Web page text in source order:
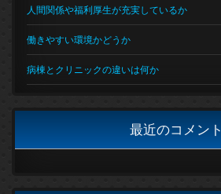
人間関係や福利厚生が充実しているか
働きやすい環境かどうか
病棟とクリニックの違いは何か
最近のコメント